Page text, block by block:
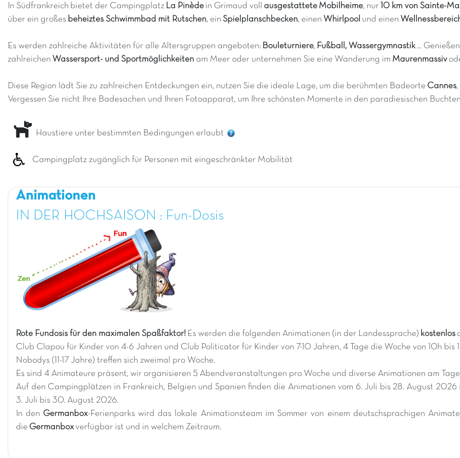
In Südfrankreich bietet der Campingplatz La Pinède in Grimaud voll ausgestattete Mobilheime, nur 10 km von Sainte-
über ein großes beheiztes Schwimmbad mit Rutschen, ein Spielplanschbecken, einen Whirlpool und einen
Es werden zahlreiche Aktivitäten für alle Altersgruppen angeboten: Bouleturniere, Fußball, Wassergymnastik...
zahlreichen Wassersport- und Sportmöglichkeiten am Meer oder unternehmen Sie eine Wanderung im Maurenmassiv
Diese Region lädt Sie zu zahlreichen Entdeckungen ein, nutzen Sie die ideale Lage, um die berühmten Badeorte Cannes,
Vergessen Sie nicht Ihre Badesachen und Ihren Fotoapparat, um Ihre schönsten Momente in den paradiesischen
Haustiere unter bestimmten Bedingungen erlaubt
Campingplatz zugänglich für Personen mit eingeschränkter Mobilität
Animationen
IN DER HOCHSAISON : Fun-Dosis
Rote Fundosis für den maximalen Spaßfaktor! Es werden die folgenden Animationen (in der Landessprache) kostenlos
Club Clapou für Kinder von 4-6 Jahren und Club Politicator für Kinder von 7-10 Jahren, 4 Tage die Woche von 10h bis
Nobodys (11-17 Jahre) treffen sich zweimal pro Woche.
Es sind 4 Animateure präsent, wir organisieren 5 Abendveranstaltungen pro Woche und diverse Animationen am
Auf den Campingplätzen in Frankreich, Belgien und Spanien finden die Animationen vom 6. Juli bis 28. August
3. Juli bis 30. August 2026.
In den Germanbox-Ferienparks wird das lokale Animationsteam im Sommer von einem deutschsprachigen
die Germanboxverfügbar ist und in welchem Zeitraum.